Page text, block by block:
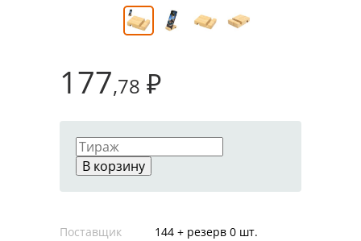
177,78 ₽
В корзину
Поставщик
144 + резерв 0 шт.